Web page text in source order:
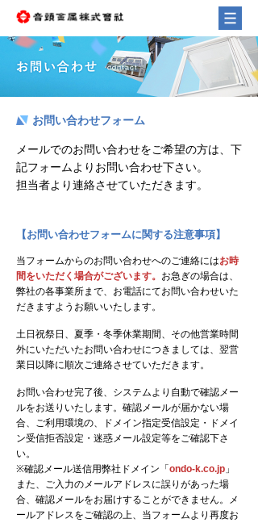
お問い合わせフォーム
メールでのお問い合わせをご希望の方は、下
記フォームよりお問い合わせ下さい。
担当者より連絡させていただきます。
【お問い合わせフォームに関する注意事項】
当フォームからのお問い合わせへのご連絡にはお時
間をいただく場合がございます。 お急ぎの場合は、
弊社の各事業所まで、お電話にてお問い合わせいた
だきますようお願いいたします。
土日祝祭日、夏季・冬季休業期間、その他営業時間
外にいただいたお問い合わせにつきましては、翌営
業日以降に順次ご連絡させていただきます。
お問い合わせ完了後、システムより自動で確認メー
ルをお送りいたします。確認メールが届かない場
合、ご利用環境の、ドメイン指定受信設定・ドメイ
ン受信拒否設定・迷惑メール設定等をご確認下さ
い。
※確認メール送信用弊社ドメイン「 ondo-k.co.jp 」
また、ご入力のメールアドレスに誤りがあった場
合、確認メールをお届けすることができません。メ
ールアドレスをご確認の上、当フォームより再度お